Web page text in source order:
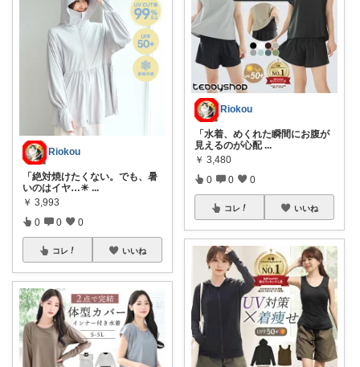
Riokou
「絶対焼けたくない。でも、暑
いのはイヤ…☀ ...
￥ 3,993
0 0 0
コレ いいね
Riokou
「水着、めくれた瞬間にお腹が
見えるのが心配 ...
￥ 3,480
0 0 0
コレ いいね